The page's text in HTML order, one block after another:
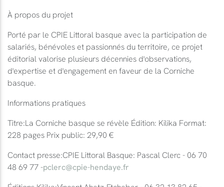
À propos du projet
Porté par le CPIE Littoral basque avec la participation de
salariés, bénévoles et passionnés du territoire, ce projet
éditorial valorise plusieurs décennies d'observations,
d'expertise et d'engagement en faveur de la Corniche
basque.
Informations pratiques
Titre:La Corniche basque se révèle Édition: Kilika Format:
228 pages Prix public: 29,90 €
Contact presse:CPIE Littoral Basque: Pascal Clerc - 06 70
48 69 77 -pclerc@cpie-hendaye.fr